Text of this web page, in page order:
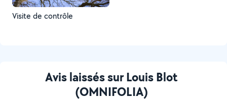
Visite de contrôle
Avis laissés sur Louis Blot
(OMNIFOLIA)